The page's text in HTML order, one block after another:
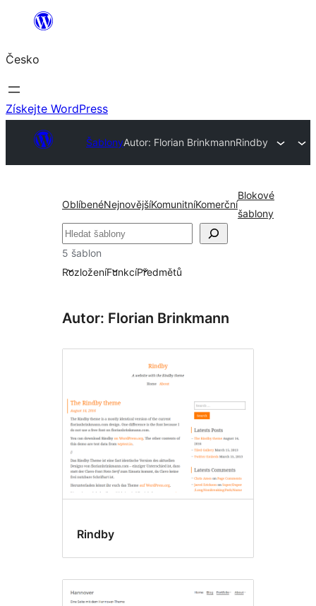
Přeskočit
obsah
Česko
Získejte WordPress
ŠablonyAutor: Florian BrinkmannRindby
OblíbenéNejnovějšíKomunitníKomerční
Blokové
šablony
Hledat
5 šablon
RozloženíFunkcíPředmětů
Autor: Florian Brinkmann
Rindby